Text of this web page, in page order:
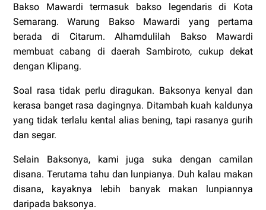
Bakso Mawardi termasuk bakso legendaris di Kota
Semarang. Warung Bakso Mawardi yang pertama
berada di Citarum. Alhamdulilah Bakso Mawardi
membuat cabang di daerah Sambiroto, cukup dekat
dengan Klipang.
Soal rasa tidak perlu diragukan. Baksonya kenyal dan
kerasa banget rasa dagingnya. Ditambah kuah kaldunya
yang tidak terlalu kental alias bening, tapi rasanya gurih
dan segar.
Selain Baksonya, kami juga suka dengan camilan
disana. Terutama tahu dan lunpianya. Duh kalau makan
disana, kayaknya lebih banyak makan lunpiannya
daripada baksonya.